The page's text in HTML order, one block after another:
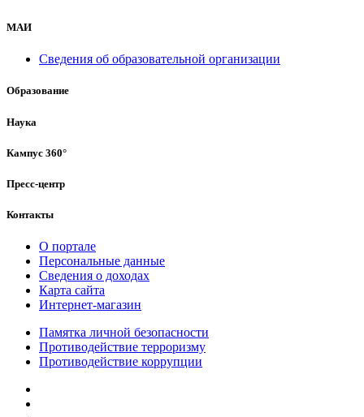
МАИ
Сведения об образовательной организации
Образование
Наука
Кампус 360°
Пресс-центр
Контакты
О портале
Персональные данные
Сведения о доходах
Карта сайта
Интернет-магазин
Памятка личной безопасности
Противодействие терроризму
Противодействие коррупции